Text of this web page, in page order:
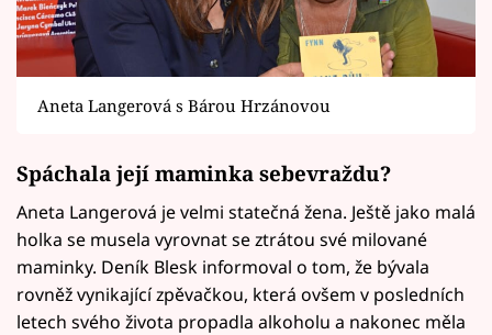
Aneta Langerová s Bárou Hrzánovou
Spáchala její maminka sebevraždu?
Aneta Langerová je velmi statečná žena. Ještě jako malá
holka se musela vyrovnat se ztrátou své milované
maminky. Deník Blesk informoval o tom, že bývala
rovněž vynikající zpěvačkou, která ovšem v posledních
letech svého života propadla alkoholu a nakonec měla